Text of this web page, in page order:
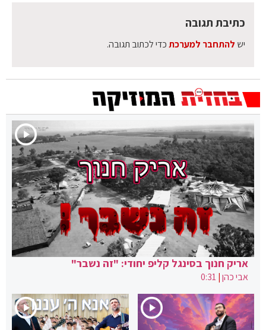
כתיבת תגובה
יש להתחבר למערכתכדי לכתוב תגובה.
אריק חנוך בסינגל קליפ יחודי: "זה נשבר"
אבי כהן|
0:31